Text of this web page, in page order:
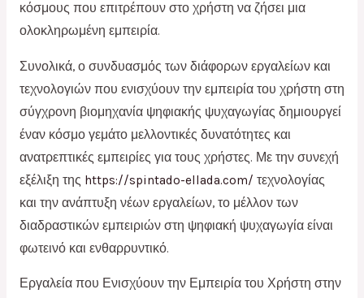
κόσμους που επιτρέπουν στο χρήστη να ζήσει μια
ολοκληρωμένη εμπειρία.
Συνολικά, ο συνδυασμός των διάφορων εργαλείων και
τεχνολογιών που ενισχύουν την εμπειρία του χρήστη στη
σύγχρονη βιομηχανία ψηφιακής ψυχαγωγίας δημιουργεί
έναν κόσμο γεμάτο μελλοντικές δυνατότητες και
ανατρεπτικές εμπειρίες για τους χρήστες. Με την συνεχή
εξέλιξη της https://spintado-ellada.com/ τεχνολογίας
και την ανάπτυξη νέων εργαλείων, το μέλλον των
διαδραστικών εμπειριών στη ψηφιακή ψυχαγωγία είναι
φωτεινό και ενθαρρυντικό.
Εργαλεία που Ενισχύουν την Εμπειρία του Χρήστη στην